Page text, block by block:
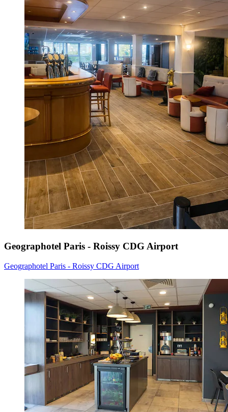
Geographotel Paris - Roissy CDG Airport
Geographotel Paris - Roissy CDG Airport